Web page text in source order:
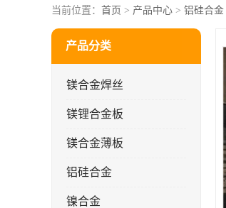
当前位置： 首页 > 产品中心 > 铝硅合金
产品分类
镁合金焊丝
镁锂合金板
镁合金薄板
铝硅合金
镍合金